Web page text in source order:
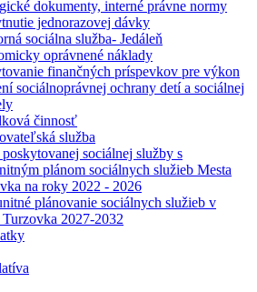
dokumenty, interné právne normy
jednorazovej dávky
sociálna služba- Jedáleň
oprávnené náklady
finančných príspevkov pre výkon
sociálnoprávnej ochrany detí a sociálnej
činnosť
služba
poskytovanej sociálnej služby s
plánom sociálnych služieb Mesta
na roky 2022 - 2026
plánovanie sociálnych služieb v
Turzovka 2027-2032